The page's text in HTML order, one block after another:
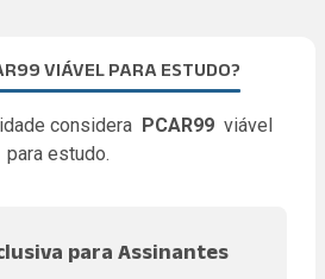
VIÁVEL PARA ESTUDO?
considera PCAR99 viável
para estudo.
para Assinantes